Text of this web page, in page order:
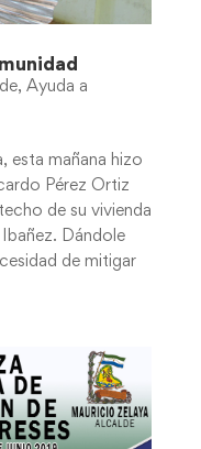
, Ayuda a
esta mañana hizo
Pérez Ortiz
de su vivienda
Dándole
de mitigar